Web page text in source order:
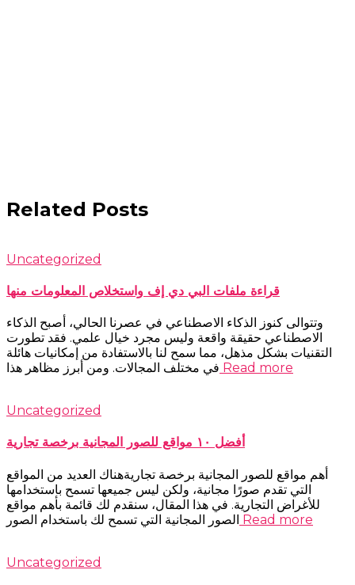
Related Posts
Uncategorized
قراءة ملفات البي دي إف واستخلاص المعلومات منها
وتتوالى كنوز الذكاء الاصطناعي في عصرنا الحالي، أصبح الذكاء
الاصطناعي حقيقة واقعة وليس مجرد خيال علمي. فقد تطورت
التقنيات بشكل مذهل، مما سمح لنا بالاستفادة من إمكانيات هائلة
في مختلف المجالات. ومن أبرز مظاهر هذا Read more
Uncategorized
أفضل ١٠ مواقع للصور المجانية برخصة تجارية
أهم مواقع للصور المجانية برخصة تجاريةهناك العديد من المواقع
التي تقدم صورًا مجانية، ولكن ليس جميعها تسمح باستخدامها
للأغراض التجارية. في هذا المقال، سنقدم لك قائمة بأهم مواقع
الصور المجانية التي تسمح لك باستخدام الصور Read more
Uncategorized